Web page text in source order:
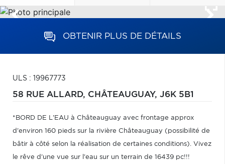
OBTENIR PLUS DE DÉTAILS
ULS : 19967773
58 RUE ALLARD, CHÂTEAUGUAY, J6K 5B1
*BORD DE L'EAU à Châteauguay avec frontage approx
d'environ 160 pieds sur la rivière Châteauguay (possibilité de
bâtir à côté selon la réalisation de certaines conditions). Vivez
le rêve d'une vue sur l'eau sur un terrain de 16439 pc!!!